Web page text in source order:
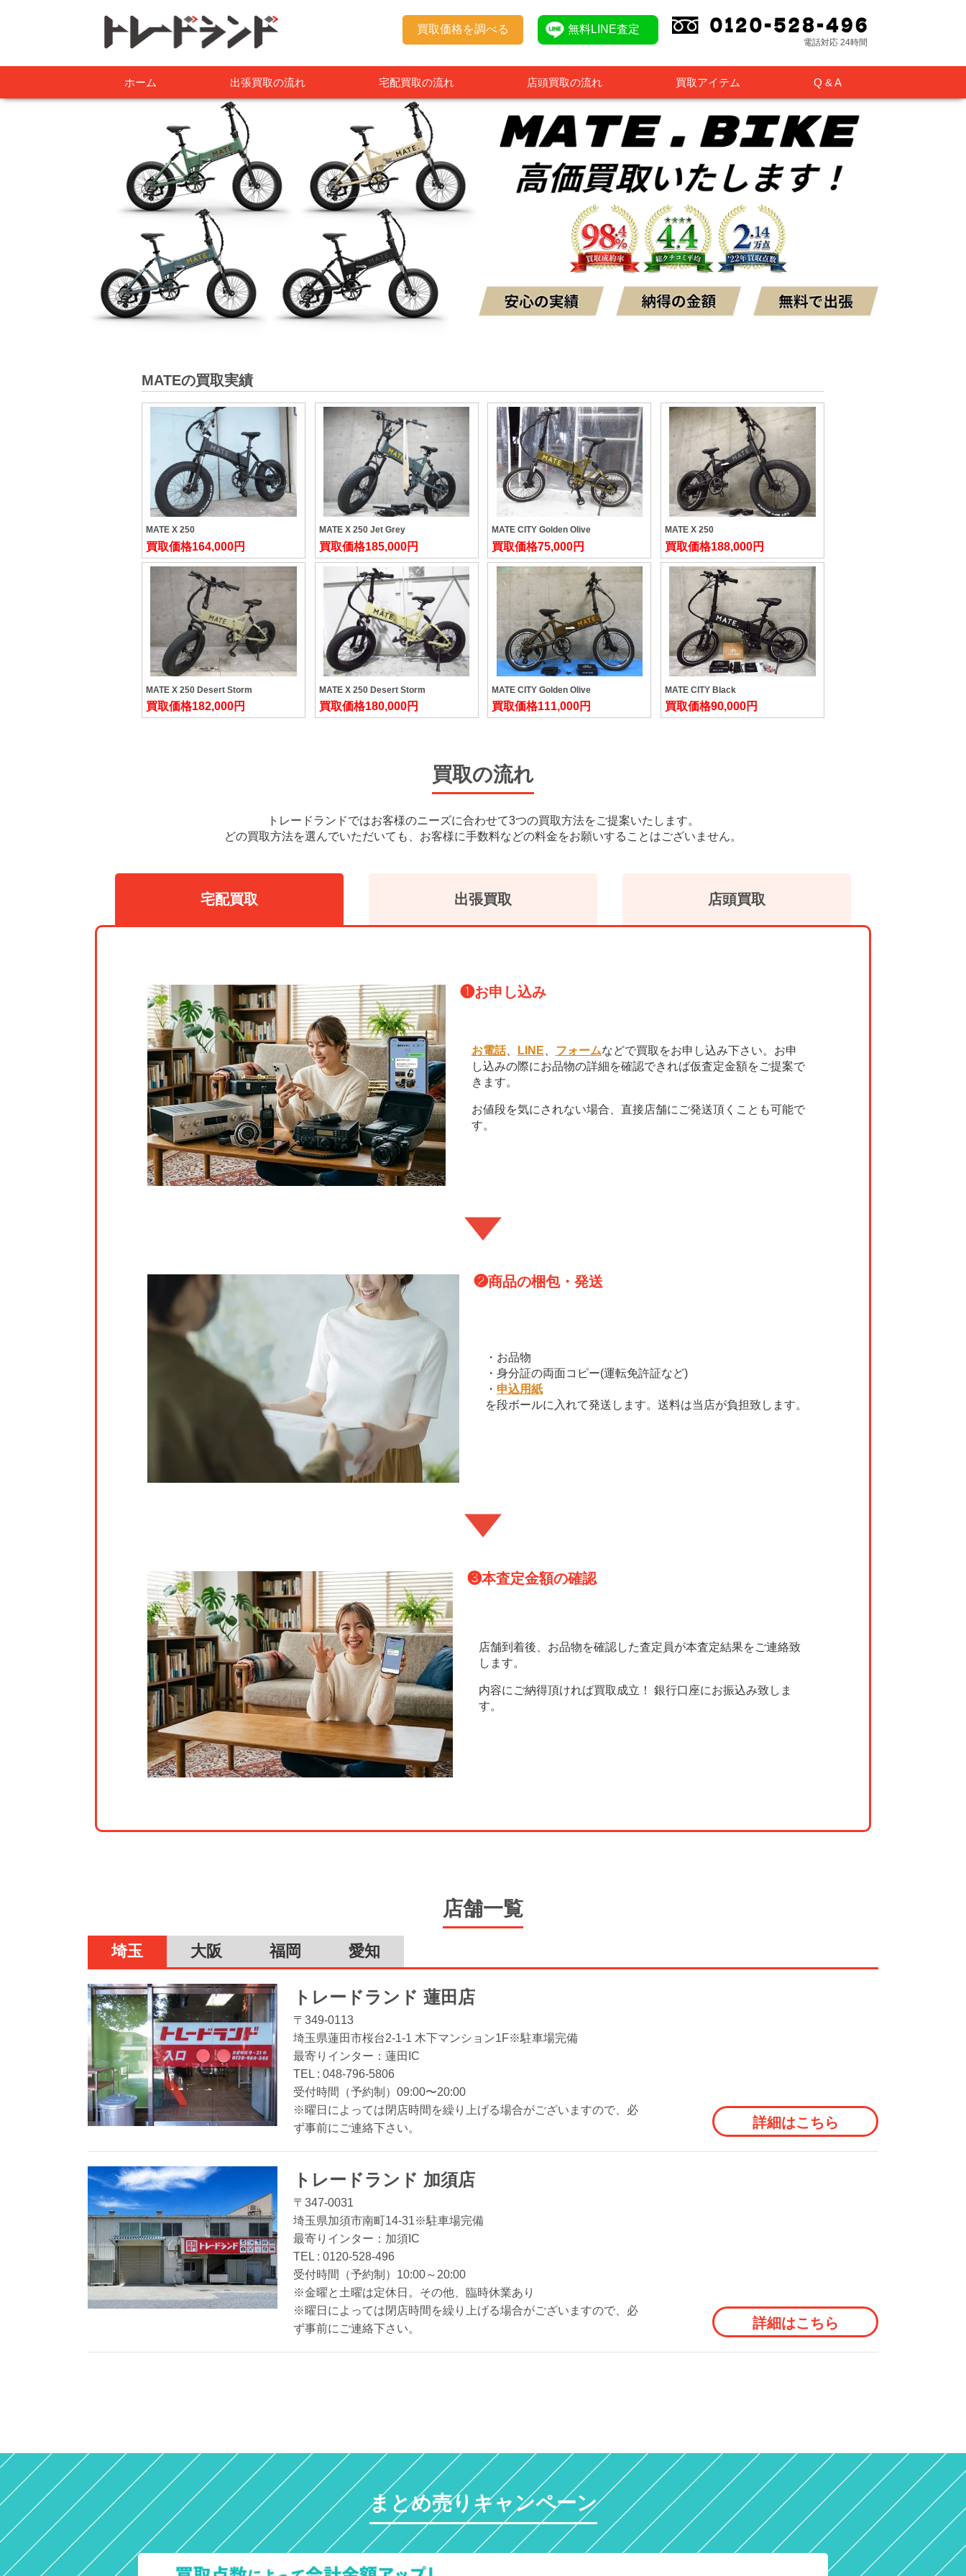
買取価格を調べる 無料LINE査定
電話対応 24時間
ホーム 出張買取の流れ 宅配買取の流れ 店頭買取の流れ 買取アイテム Q & A
MATEの買取実績
MATE X 250
買取価格164,000円
MATE X 250 Jet Grey
買取価格185,000円
MATE CITY Golden Olive
買取価格75,000円
MATE X 250
買取価格188,000円
MATE X 250 Desert Storm
買取価格182,000円
MATE X 250 Desert Storm
買取価格180,000円
MATE CITY Golden Olive
買取価格111,000円
MATE CITY Black
買取価格90,000円
買取の流れ
トレードランドではお客様のニーズに合わせて3つの買取方法をご提案いたします。
どの買取方法を選んでいただいても、お客様に手数料などの料金をお願いすることはございません。
宅配買取 出張買取 店頭買取
❶お申し込み
お電話、 LINE フォームなどで買取をお申し込み下さい。お申
し込みの際にお品物の詳細を確認できれば仮査定金額をご提案で
きます。
お値段を気にされない場合、直接店舗にご発送頂くことも可能で
す。
❷商品の梱包・発送
・お品物
・身分証の両面コピー(運転免許証など)
・ 申込用紙
を段ボールに入れて発送します。送料は当店が負担致します。
❸本査定金額の確認
店舗到着後、お品物を確認した査定員が本査定結果をご連絡致
します。
内容にご納得頂ければ買取成立！ 銀行口座にお振込み致しま
す。
店舗一覧
埼玉 大阪 福岡 愛知
トレードランド 蓮田店
〒349-0113
埼玉県蓮田市桜台2-1-1 木下マンション1F※駐車場完備
最寄りインター：蓮田IC
TEL : 048-796-5806
受付時間（予約制）09:00〜20:00
※曜日によっては閉店時間を繰り上げる場合がございますので、必
ず事前にご連絡下さい。
詳細はこちら
トレードランド 加須店
〒347-0031
埼玉県加須市南町14-31※駐車場完備
最寄りインター：加須IC
TEL : 0120-528-496
受付時間（予約制）10:00～20:00
※金曜と土曜は定休日。その他、臨時休業あり
※曜日によっては閉店時間を繰り上げる場合がございますので、必
ず事前にご連絡下さい。
詳細はこちら
まとめ売りキャンペーン